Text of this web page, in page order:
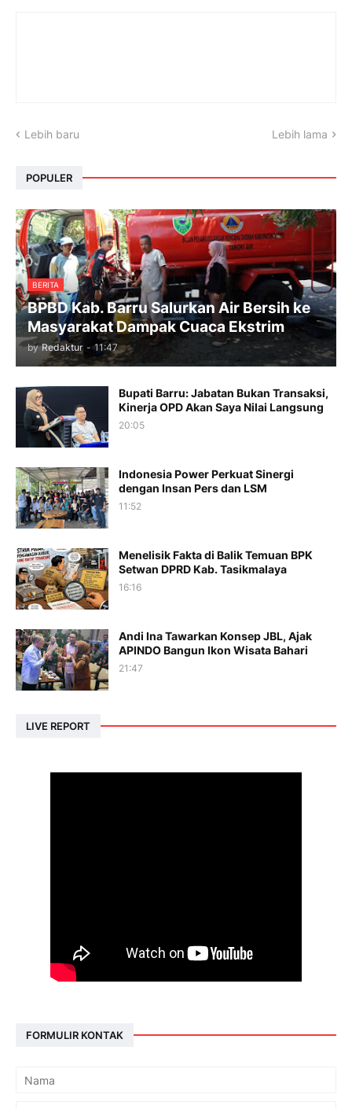
Lebih baru Lebih lama
POPULER
BERITA
BPBD Kab. Barru Salurkan Air Bersih ke
Masyarakat Dampak Cuaca Ekstrim
by Redaktur - 11:47
Bupati Barru: Jabatan Bukan Transaksi,
Kinerja OPD Akan Saya Nilai Langsung
20:05
Indonesia Power Perkuat Sinergi
dengan Insan Pers dan LSM
11:52
Menelisik Fakta di Balik Temuan BPK
Setwan DPRD Kab. Tasikmalaya
16:16
Andi Ina Tawarkan Konsep JBL, Ajak
APINDO Bangun Ikon Wisata Bahari
21:47
LIVE REPORT
FORMULIR KONTAK